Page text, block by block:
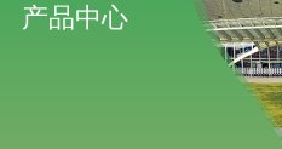
产品中心